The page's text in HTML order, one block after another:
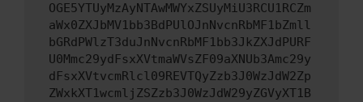
OGE5YTUyMzAyNTAwMWYxZSUyMiU3RCU1RCZm
aWx0ZXJbMV1bb3BdPUlOJnNvcnRbMF1bZmll
bGRdPWlzT3duJnNvcnRbMF1bb3JkZXJdPURF
U0Mmc29ydFsxXVtmaWVsZF09aXNUb3Amc29y
dFsxXVtvcmRlcl09REVTQyZzb3J0WzJdW2Zp
ZWxkXT1wcmljZSZzb3J0WzJdW29yZGVyXT1B